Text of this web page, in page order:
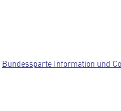
Bundessparte Information und